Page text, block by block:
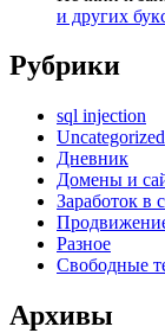
и других
Рубрики
sql injection
Uncategorized
Дневник
Домены и
Заработок в
Разное
Свободные
Архивы